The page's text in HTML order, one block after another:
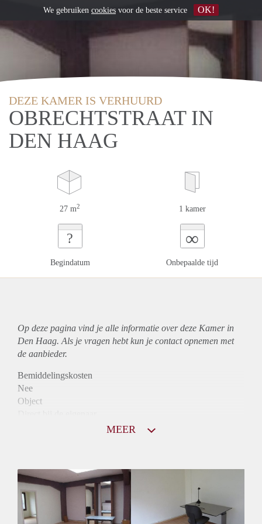
DEZE KAMER IS VERHUURD
OBRECHTSTRAAT IN
DEN HAAG
27 m2 1 kamer
?
Begindatum
∞
Onbepaalde tijd
Op deze pagina vind je alle informatie over deze Kamer in
Den Haag. Als je vragen hebt kun je contact opnemen met
de aanbieder.
Bemiddelingskosten
Nee
Object
Huurtoeslag
Mogelijk
Inkomen eis
3,3 X Maandhuur Bruto
MEER
We gebruiken cookies voor de beste service OK!